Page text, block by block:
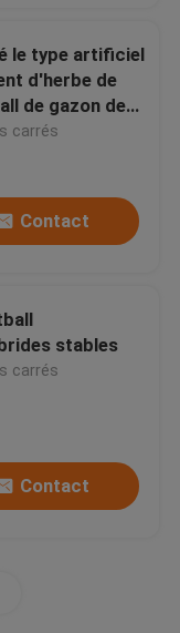
le type artificiel
d'herbe de
de gazon de
carrés
Contact
stables
carrés
Contact